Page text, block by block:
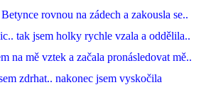
rovnou na zádech a zakousla se..
tak jsem holky rychle vzala a oddělila..
na mě vztek a začala pronásledovat mě..
zdrhat.. nakonec jsem vyskočila